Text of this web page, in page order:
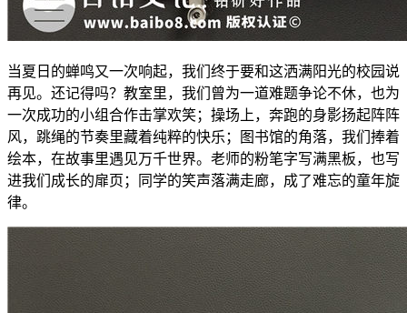
当夏日的蝉鸣又一次响起，我们终于要和这洒满阳光的校园说
再见。还记得吗？教室里，我们曾为一道难题争论不休，也为
一次成功的小组合作击掌欢笑；操场上，奔跑的身影扬起阵阵
风，跳绳的节奏里藏着纯粹的快乐；图书馆的角落，我们捧着
绘本，在故事里遇见万千世界。老师的粉笔字写满黑板，也写
进我们成长的扉页；同学的笑声落满走廊，成了难忘的童年旋
律。